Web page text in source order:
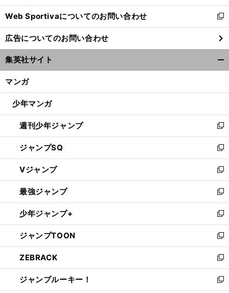
開
く
Web Sportivaについてのお問い合わせ
新
し
い
ウ
ィ
ン
ウ
開
く
広告についてのお問い合わせ
集英社サイト
マンガ
少年マンガ
週刊少年ジャンプ
新
し
い
ウ
ィ
ン
ド
ウ
で
開
く
ジャンプSQ
新
し
い
ウ
ィ
ン
ド
ウ
で
開
く
Vジャンプ
新
し
い
ウ
ィ
ン
ド
ウ
で
開
く
最強ジャンプ
新
し
い
ウ
ィ
ン
ド
ウ
で
開
少年ジャンプ+
新
し
い
ウ
ィ
ン
ド
ウ
ジャンプTOON
新
し
い
ウ
ィ
ZEBRACK
新
し
い
ジャンプルーキー！
新